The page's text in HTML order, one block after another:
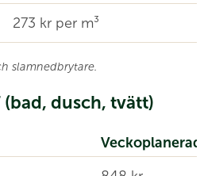
273 kr per m³
slamnedbrytare.
dusch, tvätt)